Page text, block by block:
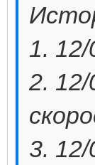
1.
2.
3.